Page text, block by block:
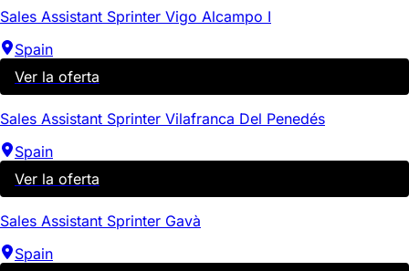
Sales Assistant Sprinter Vigo Alcampo I
Spain
Ver la oferta
Sales Assistant Sprinter Vilafranca Del Penedés
Spain
Ver la oferta
Sales Assistant Sprinter Gavà
Spain